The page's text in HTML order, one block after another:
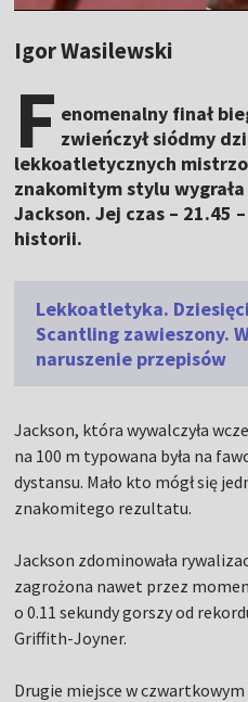
Igor Wasilewski
F enomenalny finał
zwieńczył siódmy
lekkoatletycznych
znakomitym stylu
Jackson. Jej czas –
historii.
Lekkoatletyka.
Scantling zawieszony.
naruszenie przepisów
Jackson, która wywalczyła
na 100 m typowana była na
dystansu. Mało kto mógł się
znakomitego rezultatu.
Jackson zdominowała
zagrożona nawet przez
o 0.11 sekundy gorszy od
Griffith-Joyner.
Drugie miejsce w